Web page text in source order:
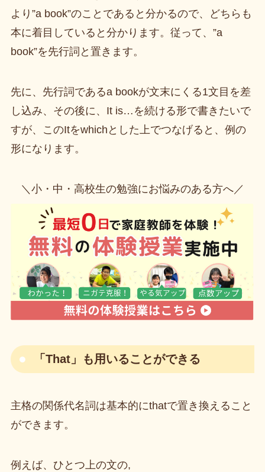
より”a book”のことであると分かるので、どちらも
本に着目していると分かります。従って、”a
book”を先行詞と置きます。
先に、先行詞であるa bookが文末にくる1文目を差
し込み、その後に、It is…を続ける形で書きたいで
すが、このItをwhichとした上でつなげると、例の
形になります。
＼小・中・高校生の勉強にお悩みのある方へ／
「That」も用いることができる
主格の関係代名詞は基本的にthatで置き換えること
ができます。
例えば、ひとつ上の文の,